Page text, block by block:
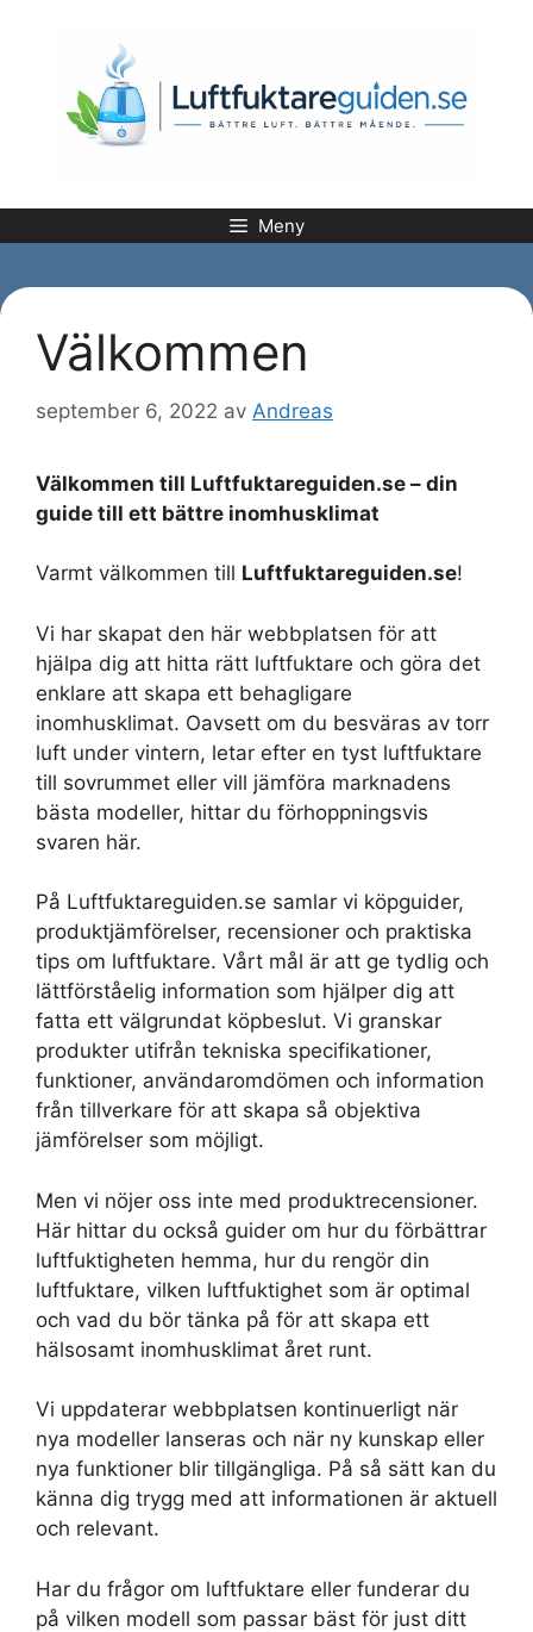
Meny
Välkommen
september 6, 2022 av Andreas
Välkommen till Luftfuktareguiden.se – din
guide till ett bättre inomhusklimat
Varmt välkommen till Luftfuktareguiden.se!
Vi har skapat den här webbplatsen för att
hjälpa dig att hitta rätt luftfuktare och göra det
enklare att skapa ett behagligare
inomhusklimat. Oavsett om du besväras av torr
luft under vintern, letar efter en tyst luftfuktare
till sovrummet eller vill jämföra marknadens
bästa modeller, hittar du förhoppningsvis
svaren här.
På Luftfuktareguiden.se samlar vi köpguider,
produktjämförelser, recensioner och praktiska
tips om luftfuktare. Vårt mål är att ge tydlig och
lättförståelig information som hjälper dig att
fatta ett välgrundat köpbeslut. Vi granskar
produkter utifrån tekniska specifikationer,
funktioner, användaromdömen och information
från tillverkare för att skapa så objektiva
jämförelser som möjligt.
Men vi nöjer oss inte med produktrecensioner.
Här hittar du också guider om hur du förbättrar
luftfuktigheten hemma, hur du rengör din
luftfuktare, vilken luftfuktighet som är optimal
och vad du bör tänka på för att skapa ett
hälsosamt inomhusklimat året runt.
Vi uppdaterar webbplatsen kontinuerligt när
nya modeller lanseras och när ny kunskap eller
nya funktioner blir tillgängliga. På så sätt kan du
känna dig trygg med att informationen är aktuell
och relevant.
Har du frågor om luftfuktare eller funderar du
på vilken modell som passar bäst för just ditt